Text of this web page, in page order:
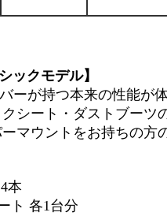
クモデル】
ーが持つ本来の性能が
シート・ダストブーツ
マウントをお持ちの方
本
ト 各1台分